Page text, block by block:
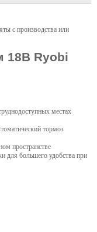
с производства или
18В Ryobi
местах
тормоз
пространстве
для большего удобства при